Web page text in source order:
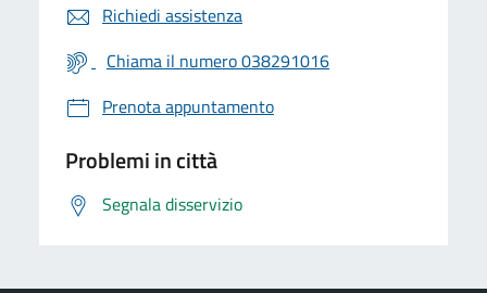
Richiedi assistenza
Chiama il numero 038291016
Prenota appuntamento
Problemi in città
Segnala disservizio